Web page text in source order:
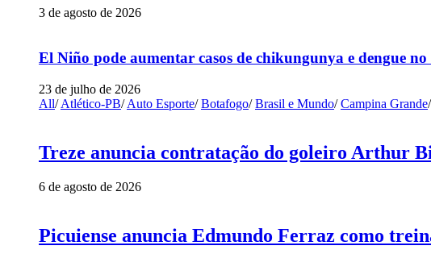
3 de agosto de 2026
El Niño pode aumentar casos de chikungunya e dengue
23 de julho de 2026
All/ Atlético-PB/ Auto Esporte/ Botafogo/ Brasil e Mundo/ Campina Grande/
Treze anuncia contratação do goleiro Arthur
6 de agosto de 2026
Picuiense anuncia Edmundo Ferraz como